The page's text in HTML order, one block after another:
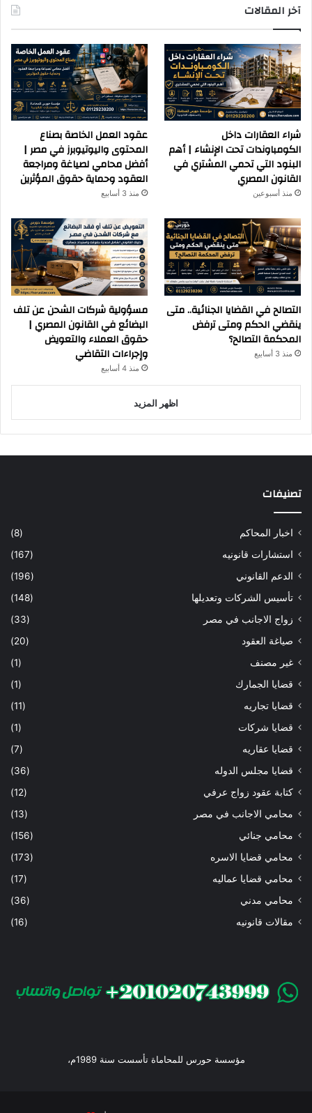
آخر المقالات
شراء العقارات داخل
الكومباوندات تحت الإنشاء | أهم
البنود التي تحمي المشتري في
القانون المصري
منذ أسبوعين
عقود العمل الخاصة بصناع
المحتوى واليوتيوبرز في مصر |
أفضل محامي لصياغة ومراجعة
العقود وحماية حقوق المؤثرين
منذ 3 أسابيع
التصالح في القضايا الجنائية.. متى
ينقضي الحكم ومتى ترفض
المحكمة التصالح؟
منذ 3 أسابيع
مسؤولية شركات الشحن عن تلف
البضائع في القانون المصري |
حقوق العملاء والتعويض
وإجراءات التقاضي
منذ 4 أسابيع
اظهر المزيد
تصنيفات
اخبار المحاكم
(8)
استشارات قانونيه
(167)
الدعم القانوني
(196)
تأسيس الشركات وتعديلها
(148)
زواج الاجانب في مصر
(33)
صياغة العقود
(20)
غير مصنف
(1)
قضايا الجمارك
(1)
قضايا تجاريه
(11)
قضايا شركات
(1)
قضايا عقاريه
(7)
قضايا مجلس الدوله
(36)
كتابة عقود زواج عرفي
(12)
محامي الاجانب في مصر
(13)
محامي جنائي
(156)
محامي قضايا الاسره
(173)
محامي قضايا عماليه
(17)
محامي مدني
(36)
مقالات قانونيه
(16)
مؤسسة حورس للمحاماة تأسست سنة 1989م،